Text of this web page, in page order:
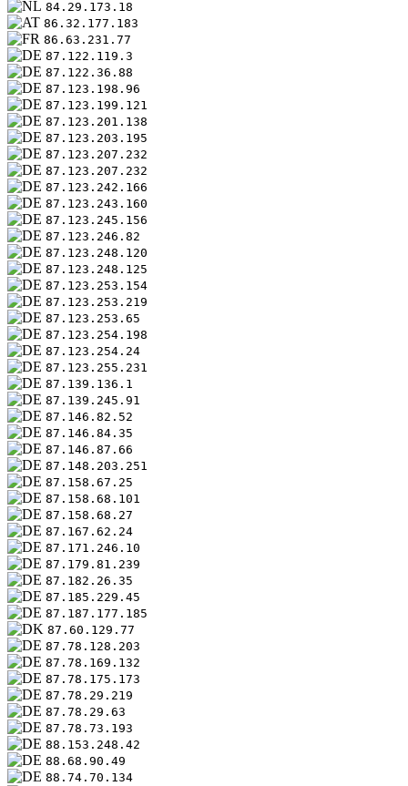
84.29.173.18
86.32.177.183
86.63.231.77
87.122.119.3
87.122.36.88
87.123.198.96
87.123.199.121
87.123.201.138
87.123.203.195
87.123.207.232
87.123.207.232
87.123.242.166
87.123.243.160
87.123.245.156
87.123.246.82
87.123.248.120
87.123.248.125
87.123.253.154
87.123.253.219
87.123.253.65
87.123.254.198
87.123.254.24
87.123.255.231
87.139.136.1
87.139.245.91
87.146.82.52
87.146.84.35
87.146.87.66
87.148.203.251
87.158.67.25
87.158.68.101
87.158.68.27
87.167.62.24
87.171.246.10
87.179.81.239
87.182.26.35
87.185.229.45
87.187.177.185
87.60.129.77
87.78.128.203
87.78.169.132
87.78.175.173
87.78.29.219
87.78.29.63
87.78.73.193
88.153.248.42
88.68.90.49
88.74.70.134